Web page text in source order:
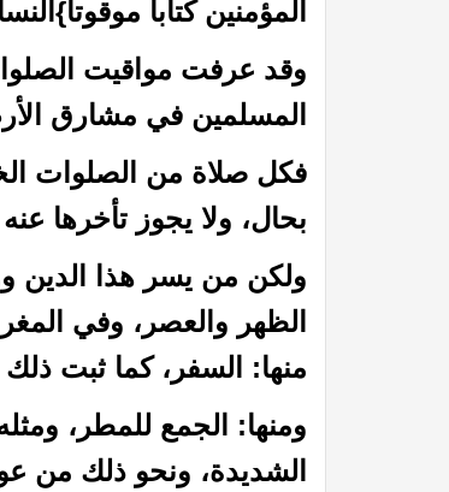
المؤمنين كتابا
وقد عرفت مواقيت
المسلمين في مشارق
فكل صلاة من الصلوات
بحال، ولا يجوز تأخرها
ولكن من يسر هذا الدين
الظهر والعصر، وفي
منها: السفر، كما ثبت
ومنها: الجمع للمطر،
الشديدة، ونحو ذلك من